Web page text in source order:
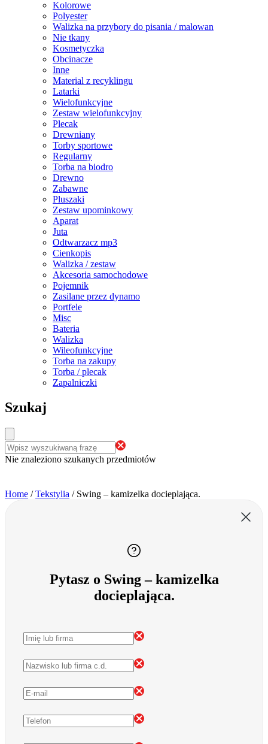
Kolorowe
Polyester
Walizka na przybory do pisania / malowan
Nie tkany
Kosmetyczka
Obcinacze
Inne
Material z recyklingu
Latarki
Wielofunkcyjne
Zestaw wielofunkcyjny
Plecak
Drewniany
Torby sportowe
Regularny
Torba na biodro
Drewno
Zabawne
Pluszaki
Zestaw upominkowy
Aparat
Juta
Odtwarzacz mp3
Cienkopis
Walizka / zestaw
Akcesoria samochodowe
Pojemnik
Zasilane przez dynamo
Portfele
Misc
Bateria
Walizka
Wileofunkcyjne
Torba na zakupy
Torba / plecak
Zapalniczki
Szukaj
Nie znaleziono szukanych przedmiotów
Home /Tekstylia / Swing – kamizelka docieplająca.
Pytasz o Swing – kamizelka
docieplająca.